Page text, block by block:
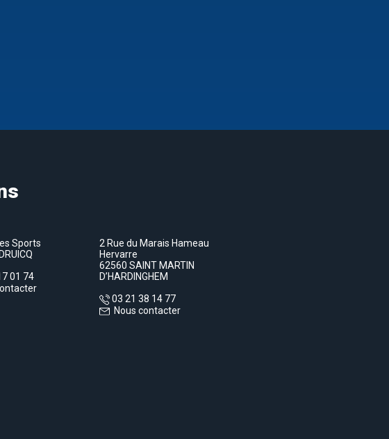
Sports
01 74
2 Rue du Marais Hameau
Hervarre
62560 SAINT MARTIN
D’HARDINGHEM
03 21 38 14 77
Nous contacter